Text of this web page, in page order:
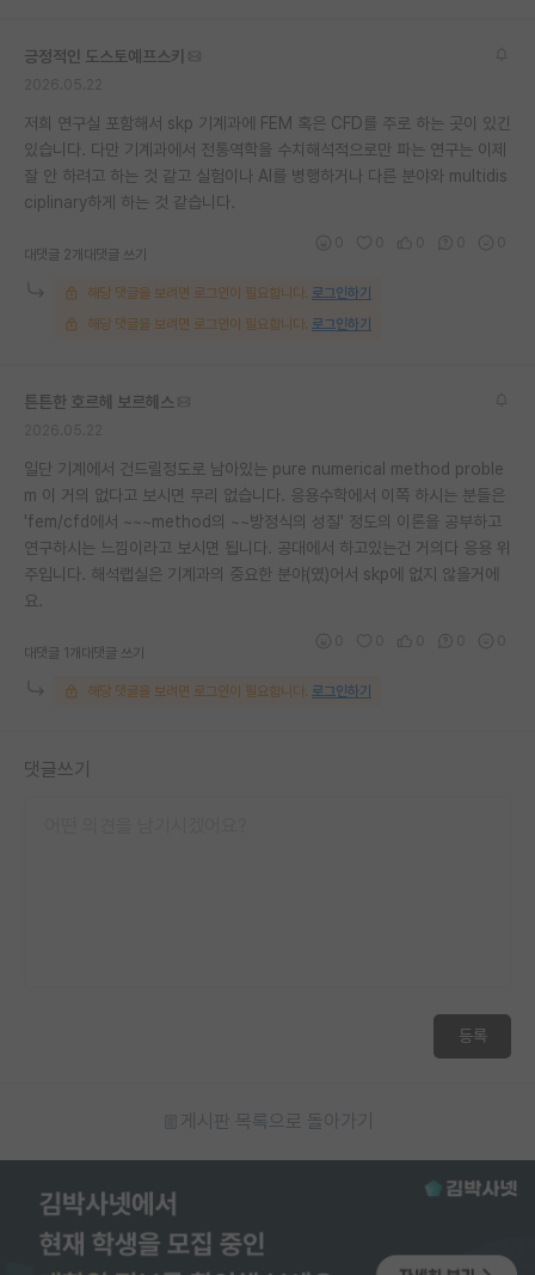
긍정적인 도스토예프스키
저희 연구실 포함해서 skp 기계과에 FEM 혹은 CFD를 주로 하는 곳이 있긴
있습니다. 다만 기계과에서 전통역학을 수치해석적으로만 파는 연구는 이제
잘 안 하려고 하는 것 같고 실험이나 AI를 병행하거나 다른 분야와 multidis
ciplinary하게 하는 것 같습니다.
대댓글 2개 대댓글 쓰기
해당 댓글을 보려면 로그인이 필요합니다. 로그인하기
해당 댓글을 보려면 로그인이 필요합니다. 로그인하기
튼튼한 호르헤 보르헤스
일단 기계에서 건드릴정도로 남아있는 pure numerical method proble
m 이 거의 없다고 보시면 무리 없습니다. 응용수학에서 이쪽 하시는 분들은
'fem/cfd에서 ~~~method의 ~~방정식의 성질' 정도의 이론을 공부하고
연구하시는 느낌이라고 보시면 됩니다. 공대에서 하고있는건 거의다 응용 위
주입니다. 해석랩실은 기계과의 중요한 분야(였)어서 skp에 없지 않을거에
요.
대댓글 1개 대댓글 쓰기
해당 댓글을 보려면 로그인이 필요합니다. 로그인하기
댓글쓰기
등록
게시판 목록으로 돌아가기